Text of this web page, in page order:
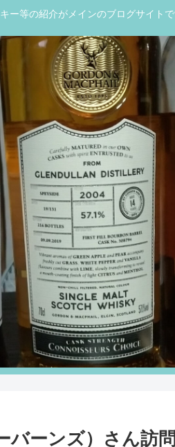
ー等の紹介がメインのブログサイトで
バーンズ）さん訪